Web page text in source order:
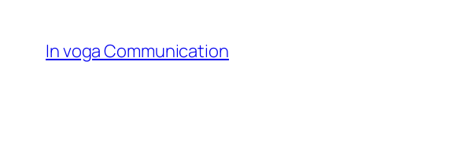
content
In voga Communication